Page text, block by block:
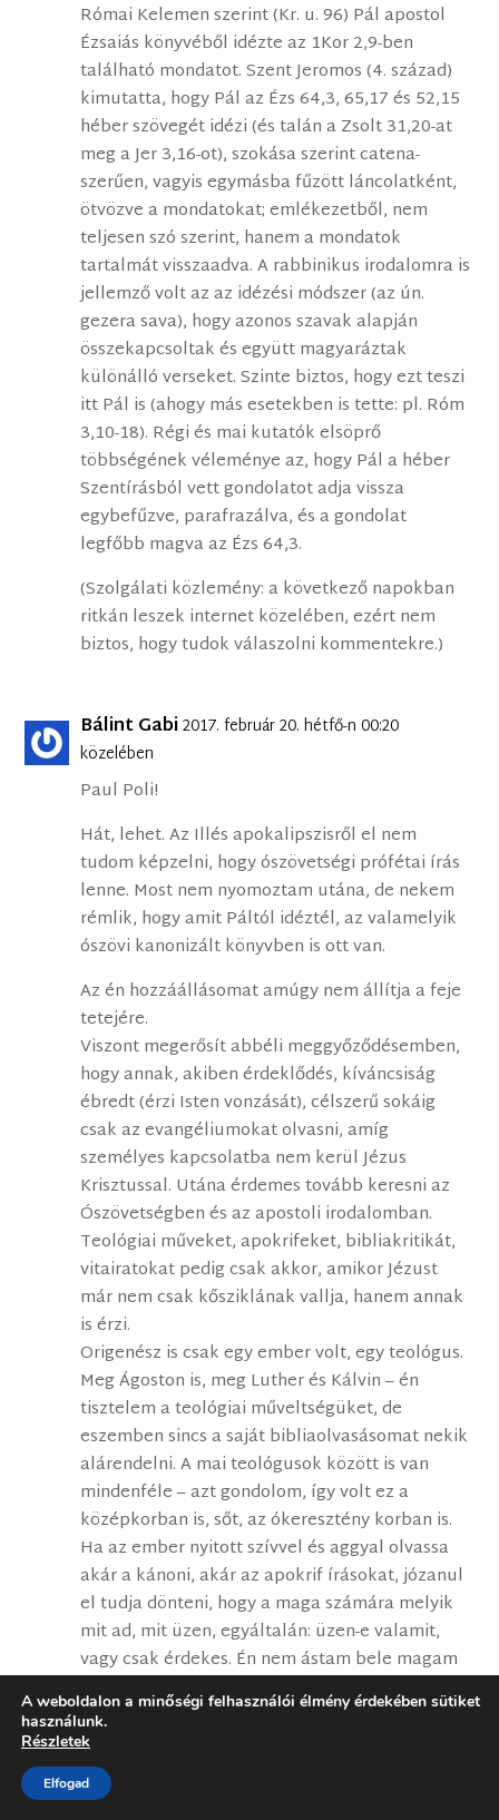
Római Kelemen szerint (Kr. u. 96) Pál apostol
Ézsaiás könyvéből idézte az 1Kor 2,9-ben
található mondatot. Szent Jeromos (4. század)
kimutatta, hogy Pál az Ézs 64,3, 65,17 és 52,15
héber szövegét idézi (és talán a Zsolt 31,20-at
meg a Jer 3,16-ot), szokása szerint catena-
szerűen, vagyis egymásba fűzött láncolatként,
ötvözve a mondatokat; emlékezetből, nem
teljesen szó szerint, hanem a mondatok
tartalmát visszaadva. A rabbinikus irodalomra is
jellemző volt az az idézési módszer (az ún.
gezera sava), hogy azonos szavak alapján
összekapcsoltak és együtt magyaráztak
különálló verseket. Szinte biztos, hogy ezt teszi
itt Pál is (ahogy más esetekben is tette: pl. Róm
3,10-18). Régi és mai kutatók elsöprő
többségének véleménye az, hogy Pál a héber
Szentírásból vett gondolatot adja vissza
egybefűzve, parafrazálva, és a gondolat
legfőbb magva az Ézs 64,3.
(Szolgálati közlemény: a következő napokban
ritkán leszek internet közelében, ezért nem
biztos, hogy tudok válaszolni kommentekre.)
Bálint Gabi2017. február 20. hétfő-n 00:20
közelében
Paul Poli!
Hát, lehet. Az Illés apokalipszisről el nem
tudom képzelni, hogy ószövetségi prófétai írás
lenne. Most nem nyomoztam utána, de nekem
rémlik, hogy amit Páltól idéztél, az valamelyik
ószövi kanonizált könyvben is ott van.
Az én hozzáállásomat amúgy nem állítja a feje
tetejére.
Viszont megerősít abbéli meggyőződésemben,
hogy annak, akiben érdeklődés, kíváncsiság
ébredt (érzi Isten vonzását), célszerű sokáig
csak az evangéliumokat olvasni, amíg
személyes kapcsolatba nem kerül Jézus
Krisztussal. Utána érdemes tovább keresni az
Ószövetségben és az apostoli irodalomban.
Teológiai műveket, apokrifeket, bibliakritikát,
vitairatokat pedig csak akkor, amikor Jézust
már nem csak kősziklának vallja, hanem annak
is érzi.
Origenész is csak egy ember volt, egy teológus.
Meg Ágoston is, meg Luther és Kálvin – én
tisztelem a teológiai műveltségüket, de
eszemben sincs a saját bibliaolvasásomat nekik
alárendelni. A mai teológusok között is van
mindenféle – azt gondolom, így volt ez a
középkorban is, sőt, az ókeresztény korban is.
Ha az ember nyitott szívvel és aggyal olvassa
akár a kánoni, akár az apokrif írásokat, józanul
el tudja dönteni, hogy a maga számára melyik
mit ad, mit üzen, egyáltalán: üzen-e valamit,
vagy csak érdekes. Én nem ástam bele magam
az apokrifek tanulmányozásába, de amihez
hozzáfértem és elolvastam, azok egy részéről
azt gondolom, hogy fölösleges lett volna
belevenni a kánonba, mert semmi újat nem
mondanak a kanonizált írásokhoz képest, más
A weboldalon a minőségi felhasználói élmény érdekében sütiket
használunk.
Részletek
Elfogad